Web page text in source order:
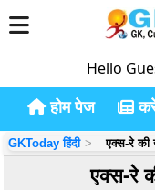
Hello
होम पेज
GKToday हिंदी एक्स-रे की
एक्स-रे